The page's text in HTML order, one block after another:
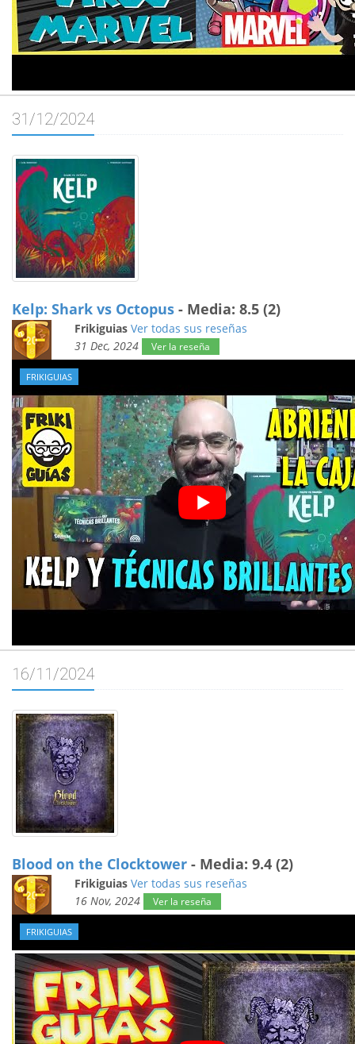
31/12/2024
Kelp: Shark vs Octopus - Media: 8.5 (2)
Frikiguias Ver todas sus reseñas
31 Dec, 2024
Ver la reseña
FRIKIGUIAS
16/11/2024
Blood on the Clocktower - Media: 9.4 (2)
Frikiguias Ver todas sus reseñas
16 Nov, 2024
Ver la reseña
FRIKIGUIAS